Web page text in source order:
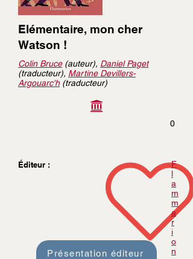
Elémentaire, mon cher
Watson !
Colin Bruce(auteur), Daniel Paget
(traducteur), Martine Devillers-
Argouarc'h(traducteur)
0
Éditeur :
F
l
a
m
m
a
r
i
o
n
Présentation éditeur